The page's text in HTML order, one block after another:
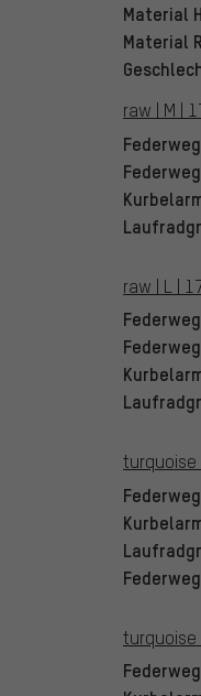
Material
Material
raw | M |
raw | L |
turquoise
turquoise